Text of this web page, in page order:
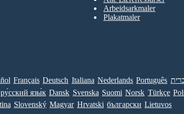
Arbeidsarkmaler
Plakatmaler
Français Deutsch Italiana Nederlands Português
ру́сский язы́к Dansk Svenska Suomi Norsk Türkçe
Slovenský Magyar Hrvatski български Lietuvos